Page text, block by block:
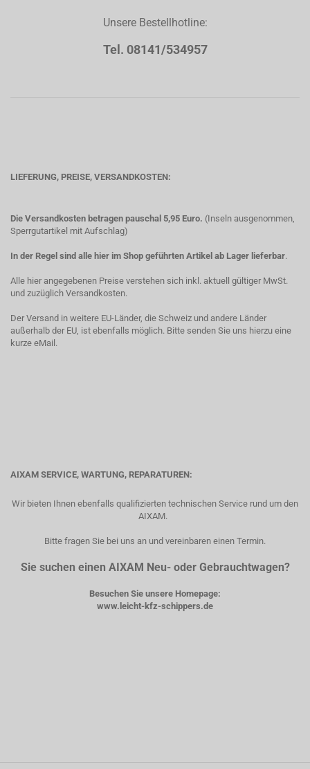
Unsere Bestellhotline:
Tel. 08141/534957
LIEFERUNG, PREISE, VERSANDKOSTEN:
Die Versandkosten betragen pauschal 5,95 Euro. (Inseln ausgenommen,
Sperrgutartikel mit Aufschlag)
In der Regel sind alle hier im Shop geführten Artikel ab Lager lieferbar.
Alle hier angegebenen Preise verstehen sich inkl. aktuell gültiger MwSt.
und zuzüglich Versandkosten.
Der Versand in weitere EU-Länder, die Schweiz und andere Länder
außerhalb der EU, ist ebenfalls möglich. Bitte senden Sie uns hierzu eine
kurze eMail.
AIXAM SERVICE, WARTUNG, REPARATUREN:
Wir bieten Ihnen ebenfalls qualifizierten technischen Service rund um den
AIXAM.
Bitte fragen Sie bei uns an und vereinbaren einen Termin.
Sie suchen einen AIXAM Neu- oder Gebrauchtwagen?
Besuchen Sie unsere Homepage:
www.leicht-kfz-schippers.de